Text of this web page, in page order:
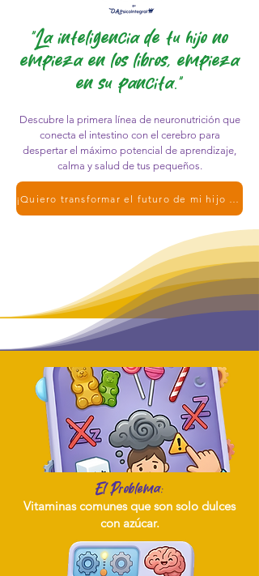
"La inteligencia de tu hijo no
empieza en los libros, empieza
en su pancita."
Descubre la primera línea de neuronutrición que
conecta el intestino con el cerebro para
despertar el máximo potencial de aprendizaje,
calma y salud de tus pequeños.
El Problema:
Vitaminas comunes que son solo dulces
con azúcar.